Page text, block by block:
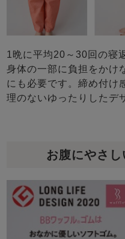
1晩に平均20～30回の寝
身体の一部に負担をかけ
にも必要です。締め付け
理のないゆったりしたデ
お腹にやさ